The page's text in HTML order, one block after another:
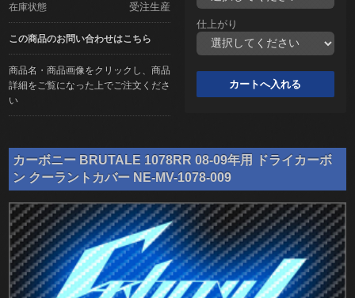
在庫状態 受注生産
この商品のお問い合わせはこちら
商品名・商品画像をクリックし、商品
詳細をご覧になった上でご注文くださ
い
仕上がり
カーボニー BRUTALE 1078RR 08-09年用 ドライカーボ
ン クーラントカバー NE-MV-1078-009